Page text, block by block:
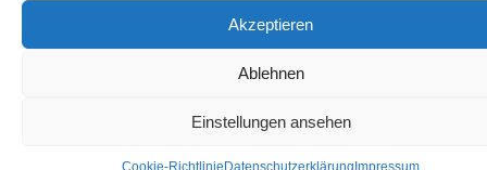
Akzeptieren
Ablehnen
Einstellungen ansehen
Cookie-Richtlinie Datenschutzerklärung Impressum